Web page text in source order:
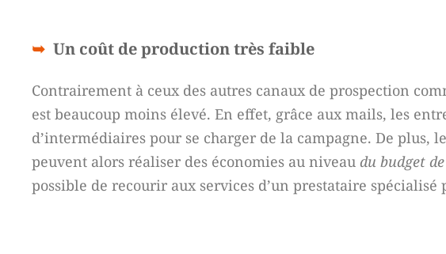
Un coût de production très faible
Contrairement à ceux des autres canaux de prospection
est beaucoup moins élevé. En effet, grâce aux mails, les
d’intermédiaires pour se charger de la campagne. De plus,
peuvent alors réaliser des économies au niveau du budget
possible de recourir aux services d’un prestataire